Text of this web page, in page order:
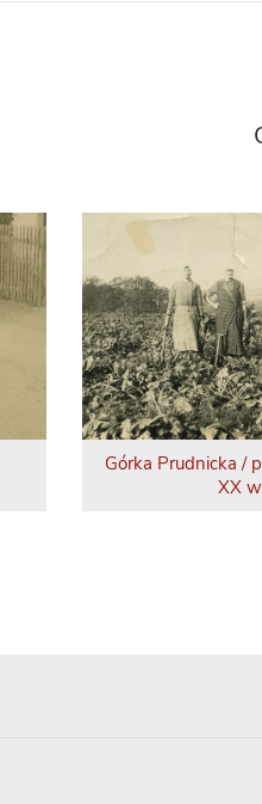
Górka Prudnicka /
XX